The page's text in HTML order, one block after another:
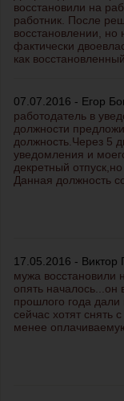
восстановили на
работник. После
восстановлении, но
фактически
как
07.07.2016 - Егор
работодатель в
должности
должность.Через 5
уведомления и
декретный
Данная должность
17.05.2016 - Виктор
мужа восстановили
опять началось...он
прошлого года
сейчас хотят снять
менее